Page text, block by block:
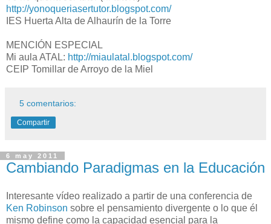
http://yonoqueriasertutor.blogspot.com/
IES Huerta Alta de Alhaurín de la Torre
MENCIÓN ESPECIAL
Mi aula ATAL: http://miaulatal.blogspot.com/
CEIP Tomillar de Arroyo de la Miel
5 comentarios:
Compartir
6 may 2011
Cambiando Paradigmas en la Educación
Interesante vídeo realizado a partir de una conferencia de
Ken Robinson sobre el pensamiento divergente o lo que él
mismo define como la capacidad esencial para la